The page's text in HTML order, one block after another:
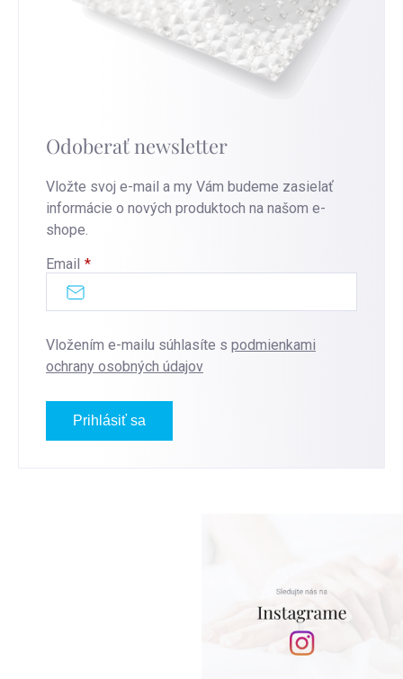
Odoberať newsletter
Vložte svoj e-mail a my Vám budeme zasielať
informácie o nových produktoch na našom e-
shope.
Email
Vložením e-mailu súhlasíte s podmienkami
ochrany osobných údajov
Prihlásiť sa